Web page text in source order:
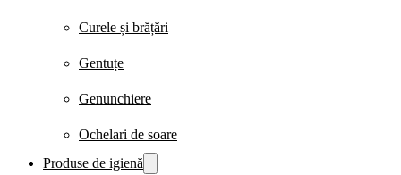
Curele și brățări
Gentuțe
Genunchiere
Ochelari de soare
Produse de igienă